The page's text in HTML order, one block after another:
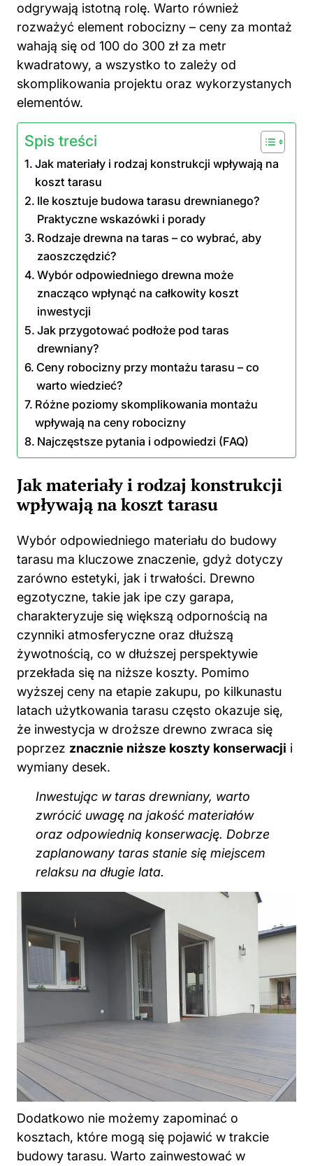
odgrywają istotną rolę. Warto również
rozważyć element robocizny – ceny za montaż
wahają się od 100 do 300 zł za metr
kwadratowy, a wszystko to zależy od
skomplikowania projektu oraz wykorzystanych
elementów.
Spis treści
Jak materiały i rodzaj konstrukcji wpływają na
koszt tarasu
Ile kosztuje budowa tarasu drewnianego?
Praktyczne wskazówki i porady
Rodzaje drewna na taras – co wybrać, aby
zaoszczędzić?
Wybór odpowiedniego drewna może
znacząco wpłynąć na całkowity koszt
inwestycji
Jak przygotować podłoże pod taras
drewniany?
Ceny robocizny przy montażu tarasu – co
warto wiedzieć?
Różne poziomy skomplikowania montażu
wpływają na ceny robocizny
Najczęstsze pytania i odpowiedzi (FAQ)
Jak materiały i rodzaj konstrukcji
wpływają na koszt tarasu
Wybór odpowiedniego materiału do budowy
tarasu ma kluczowe znaczenie, gdyż dotyczy
zarówno estetyki, jak i trwałości. Drewno
egzotyczne, takie jak ipe czy garapa,
charakteryzuje się większą odpornością na
czynniki atmosferyczne oraz dłuższą
żywotnością, co w dłuższej perspektywie
przekłada się na niższe koszty. Pomimo
wyższej ceny na etapie zakupu, po kilkunastu
latach użytkowania tarasu często okazuje się,
że inwestycja w droższe drewno zwraca się
poprzez znacznie niższe koszty konserwacji i
wymiany desek.
Inwestując w taras drewniany, warto
zwrócić uwagę na jakość materiałów
oraz odpowiednią konserwację. Dobrze
zaplanowany taras stanie się miejscem
relaksu na długie lata.
Dodatkowo nie możemy zapominać o
kosztach, które mogą się pojawić w trakcie
budowy tarasu. Warto zainwestować w